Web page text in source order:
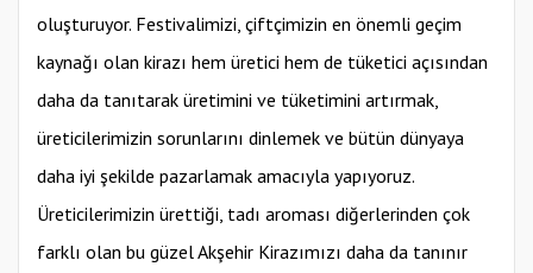
oluşturuyor. Festivalimizi, çiftçimizin en önemli geçim
kaynağı olan kirazı hem üretici hem de tüketici açısından
daha da tanıtarak üretimini ve tüketimini artırmak,
üreticilerimizin sorunlarını dinlemek ve bütün dünyaya
daha iyi şekilde pazarlamak amacıyla yapıyoruz.
Üreticilerimizin ürettiği, tadı aroması diğerlerinden çok
farklı olan bu güzel Akşehir Kirazımızı daha da tanınır